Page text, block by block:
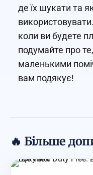
де їх шукати та
коли ви будете
подумайте про
маленькими
вам подякує!
🔥 Більше